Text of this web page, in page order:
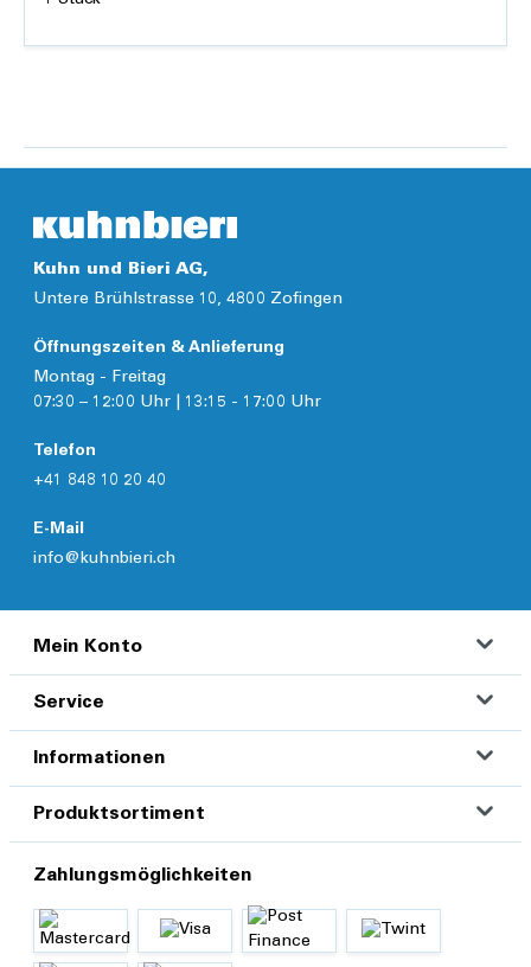
Kuhn und Bieri AG,
Untere Brühlstrasse 10, 4800 Zofingen
Öffnungszeiten & Anlieferung
Montag - Freitag
07:30 – 12:00 Uhr | 13:15 - 17:00 Uhr
Telefon
+41 848 10 20 40
E-Mail
info@kuhnbieri.ch
Mein Konto
Service
Informationen
Produktsortiment
Zahlungsmöglichkeiten